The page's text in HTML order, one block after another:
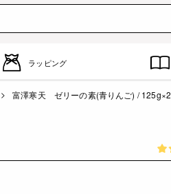
ラッピング
富澤寒天 ゼリーの素(青りんご) / 125g×2